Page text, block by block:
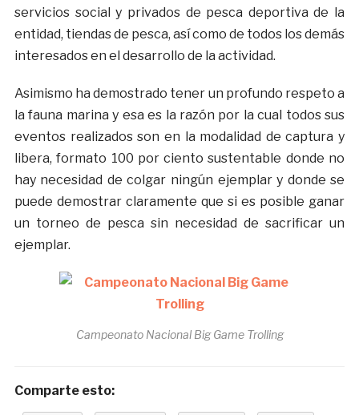
servicios social y privados de pesca deportiva de la
entidad, tiendas de pesca, así como de todos los demás
interesados en el desarrollo de la actividad.
Asimismo ha demostrado tener un profundo respeto a
la fauna marina y esa es la razón por la cual todos sus
eventos realizados son en la modalidad de captura y
libera, formato 100 por ciento sustentable donde no
hay necesidad de colgar ningún ejemplar y donde se
puede demostrar claramente que si es posible ganar
un torneo de pesca sin necesidad de sacrificar un
ejemplar.
Campeonato Nacional Big Game Trolling
Comparte esto: